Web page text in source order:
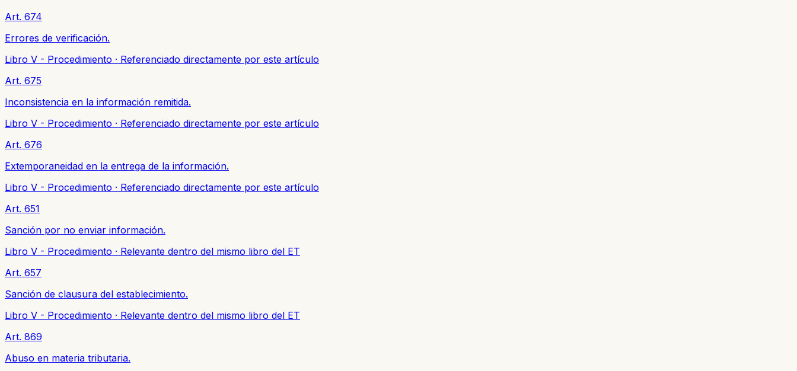
Art. 674
Errores de verificación.
Libro V - Procedimiento · Referenciado directamente por este artículo
Art. 675
Inconsistencia en la información remitida.
Libro V - Procedimiento · Referenciado directamente por este artículo
Art. 676
Extemporaneidad en la entrega de la información.
Libro V - Procedimiento · Referenciado directamente por este artículo
Art. 651
Sanción por no enviar información.
Libro V - Procedimiento · Relevante dentro del mismo libro del ET
Art. 657
Sanción de clausura del establecimiento.
Libro V - Procedimiento · Relevante dentro del mismo libro del ET
Art. 869
Abuso en materia tributaria.